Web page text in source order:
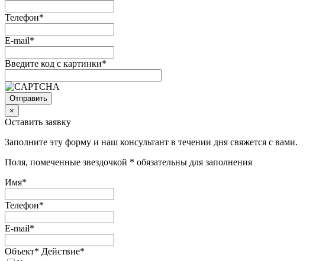
Телефон*
E-mail*
Введите код с картинки*
×
Оставить заявку
Заполните эту форму и наш консультант в течении дня свяжется с вами.
Поля, помеченные звездочкой * обязательны для заполнения
Имя*
Телефон*
E-mail*
Объект* Действие*